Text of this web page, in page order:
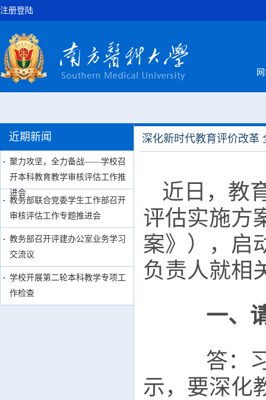
注册登陆
近期新闻
聚力攻坚，全力备战——学校召
开本科教育教学审核评估工作推
进会
教务部联合党委学生工作部召开
审核评估工作专题推进会
教务部召开评建办公室业务学习
交流议
学校开展第二轮本科教学专项工
作检查
深化新时代教育评价改
近日，教
评估实施方
案》），启
负责人就相
一、
答：习
示，要深化